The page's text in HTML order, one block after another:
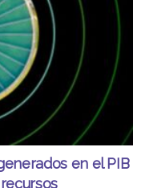
en el PIB